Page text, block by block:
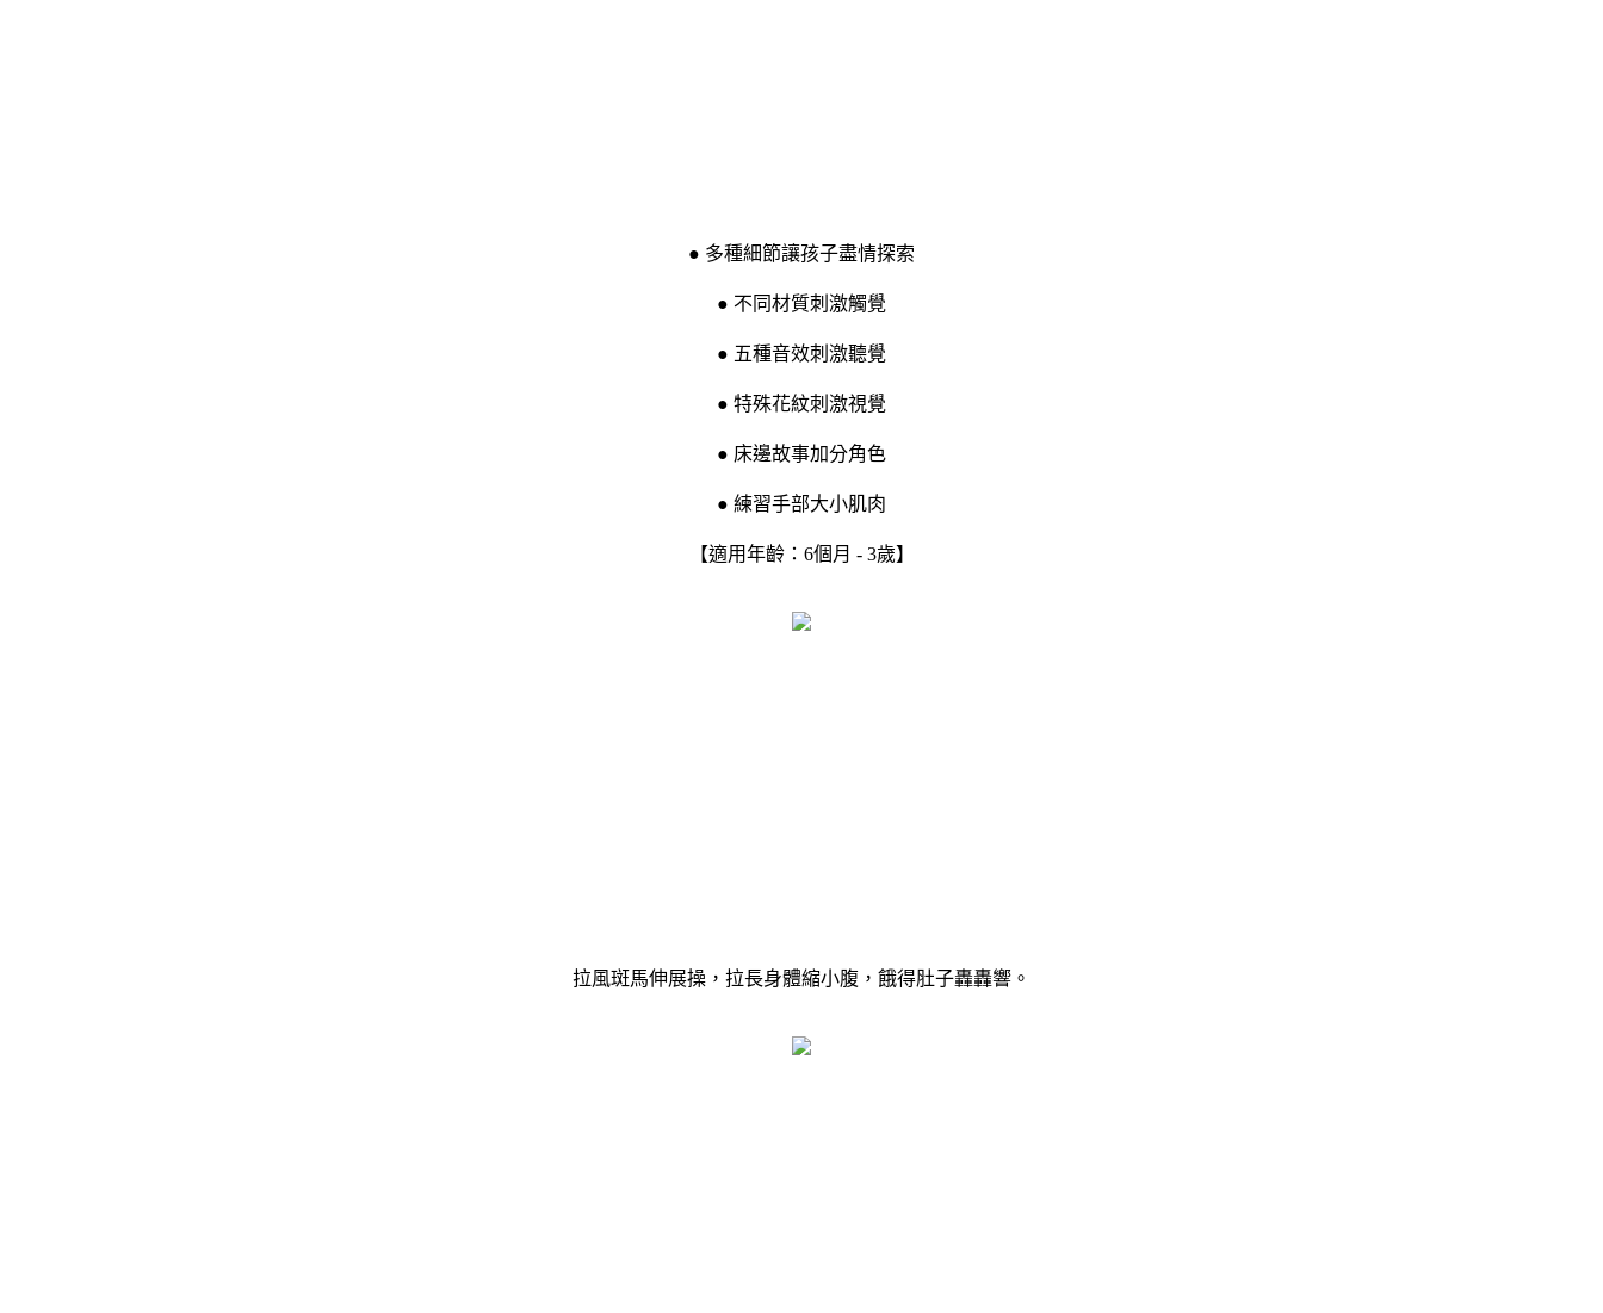
● 多種細節讓孩子盡情探索
● 不同材質刺激觸覺
● 五種音效刺激聽覺
● 特殊花紋刺激視覺
● 床邊故事加分角色
● 練習手部大小肌肉
【適用年齡：6個月 - 3歲】
拉風斑馬伸展操，拉長身體縮小腹，餓得肚子轟轟響。